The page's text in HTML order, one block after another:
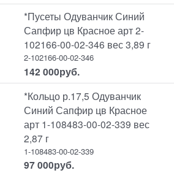
*Пусеты Одуванчик Синий
Сапфир цв Красное арт 2-
102166-00-02-346 вес 3,89 г
2-102166-00-02-346
142 000руб.
*Кольцо р.17,5 Одуванчик
Синий Сапфир цв Красное
арт 1-108483-00-02-339 вес
2,87 г
1-108483-00-02-339
97 000руб.